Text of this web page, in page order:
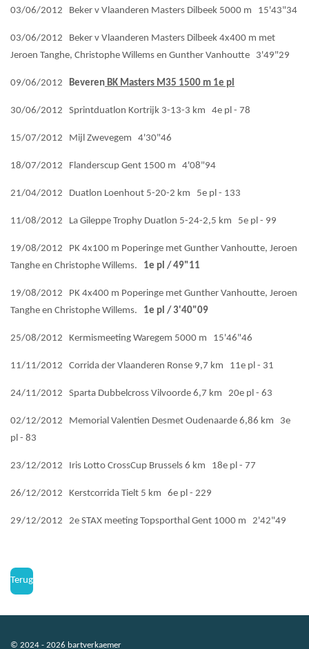
03/06/2012 Beker v Vlaanderen Masters Dilbeek 5000 m 15'43"34
03/06/2012 Beker v Vlaanderen Masters Dilbeek 4x400 m met
Jeroen Tanghe, Christophe Willems en Gunther Vanhoutte 3'49"29
09/06/2012 Beveren BK Masters M35 1500 m 1e pl
30/06/2012 Sprintduatlon Kortrijk 3-13-3 km 4e pl - 78
15/07/2012 Mijl Zwevegem 4'30"46
18/07/2012 Flanderscup Gent 1500 m 4'08"94
21/04/2012 Duatlon Loenhout 5-20-2 km 5e pl - 133
11/08/2012 La Gileppe Trophy Duatlon 5-24-2,5 km 5e pl - 99
19/08/2012 PK 4x100 m Poperinge met Gunther Vanhoutte, Jeroen
Tanghe en Christophe Willems. 1e pl / 49"11
19/08/2012 PK 4x400 m Poperinge met Gunther Vanhoutte, Jeroen
Tanghe en Christophe Willems. 1e pl / 3'40"09
25/08/2012 Kermismeeting Waregem 5000 m 15'46"46
11/11/2012 Corrida der Vlaanderen Ronse 9,7 km 11e pl - 31
24/11/2012 Sparta Dubbelcross Vilvoorde 6,7 km 20e pl - 63
02/12/2012 Memorial Valentien Desmet Oudenaarde 6,86 km 3e
pl - 83
23/12/2012 Iris Lotto CrossCup Brussels 6 km 18e pl - 77
26/12/2012 Kerstcorrida Tielt 5 km 6e pl - 229
29/12/2012 2e STAX meeting Topsporthal Gent 1000 m 2'42"49
Terug
© 2024 - 2026 bartverkaemer